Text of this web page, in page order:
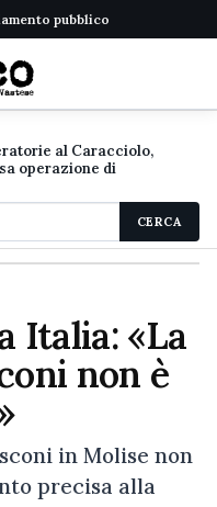
pubblico
al Caracciolo,
operazione di
CERCA
Italia: «La
non è
in Molise non
precisa alla